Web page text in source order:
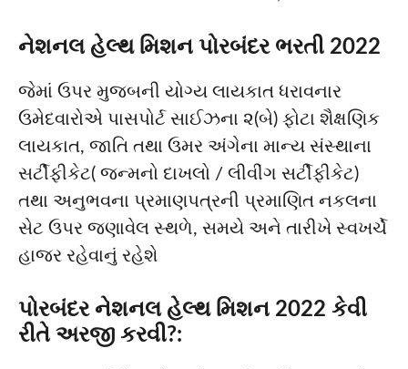
નેશનલ હેલ્થ મિશન પોરબંદર ભરતી 2022
જેમાં ઉપર મુજબની યોગ્ય લાયકાત ધરાવનાર
ઉમેદવારોએ પાસપોર્ટ સાઈઝના ૨(બે) ફોટા શૈક્ષણિક
લાયકાત, જાતિ તથા ઉમર અંગેના માન્ય સંસ્થાના
સર્ટીફીકેટ( જન્મનો દાખલો / લીવીંગ સર્ટીફીકેટ)
તથા અનુભવના પ્રમાણપત્રની પ્રમાણિત નકલના
સેટ ઉપર જણાવેલ સ્થળે, સમયે અને તારીખે સ્વખર્ચે
હાજર રહેવાનું રહેશે
પોરબંદર નેશનલ હેલ્થ મિશન 2022 કેવી
રીતે અરજી કરવી?: